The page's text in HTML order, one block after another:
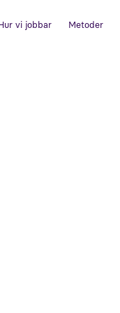
vi jobbar Metoder